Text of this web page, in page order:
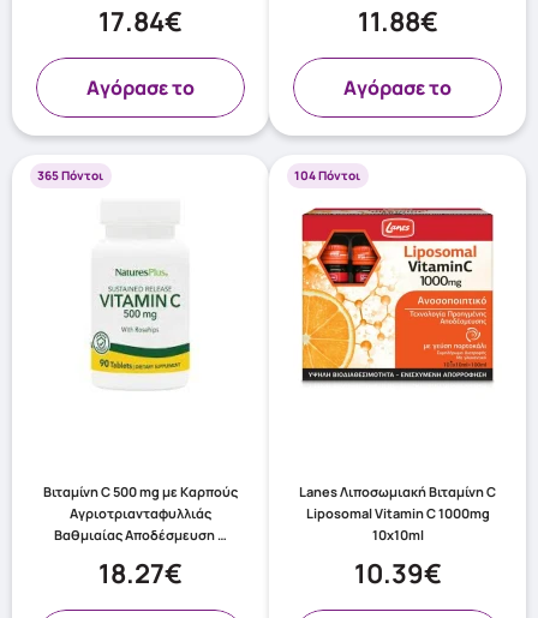
17.84€
Aγόρασε το
11.88€
Aγόρασε το
365 Πόντοι
Βιταμίνη C 500 mg με Καρπούς
Αγριοτριανταφυλλιάς
Βαθμιαίας Αποδέσμευση …
18.27€
104 Πόντοι
Lanes Λιποσωμιακή Bιταμίνη C
Liposomal Vitamin C 1000mg
10x10ml
10.39€